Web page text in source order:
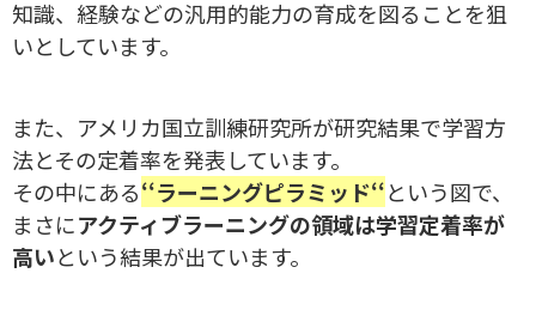
知識、経験などの汎用的能力の育成を図ることを狙
いとしています。
また、アメリカ国立訓練研究所が研究結果で学習方
法とその定着率を発表しています。
その中にある‘‘ラーニングピラミッド‘‘という図で、
まさにアクティブラーニングの領域は学習定着率が
高いという結果が出ています。